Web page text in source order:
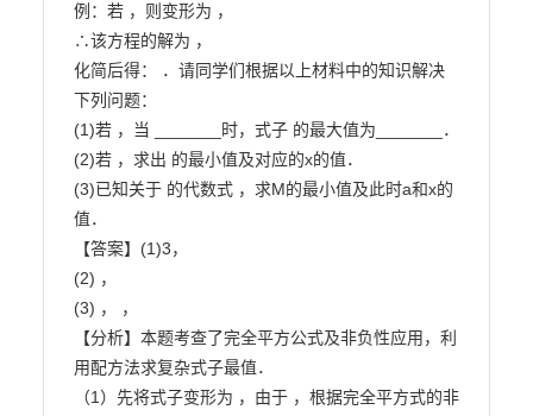
例：若 ，则变形为 ，
∴该方程的解为 ，
化简后得： ．请同学们根据以上材料中的知识解决
下列问题：
(1)若 ，当 _______时，式子 的最大值为_______．
(2)若 ，求出 的最小值及对应的x的值．
(3)已知关于 的代数式 ，求M的最小值及此时a和x的
值．
【答案】(1)3，
(2) ，
(3) ， ，
【分析】本题考查了完全平方公式及非负性应用，利
用配方法求复杂式子最值．
（1）先将式子变形为 ，由于 ，根据完全平方式的非